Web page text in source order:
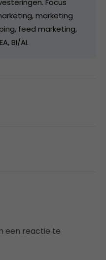
Focus
marketing
feed marketing,
BI/AI.
een reactie te